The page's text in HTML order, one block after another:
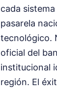
cada
pasarela
tecnológico.
oficial del
institucional
región. El